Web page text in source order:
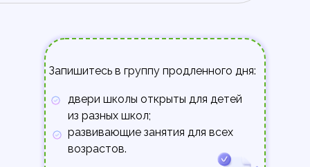
двери школы открыты для детей
из разных школ;
развивающие занятия для всех
возрастов.
Запишитесь в группу продленного дня: